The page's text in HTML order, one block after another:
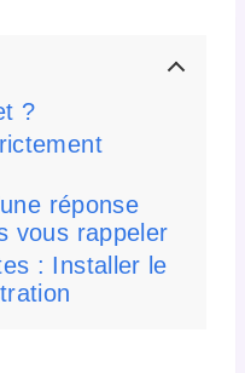
?
réponse
vous rappeler
: Installer le